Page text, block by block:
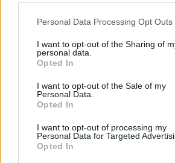
Please note that this website/app uses
not limited to your visit or usage
grant or deny consent to Google and its
use your data for below specified
consent section.
Personal Data Processing Opt Outs
I want to opt-out of the Sharing of
personal data.
Opted In
I want to opt-out of the Sale of my
Personal Data.
Opted In
I want to opt-out of processing my
Personal Data for Targeted
Opted In